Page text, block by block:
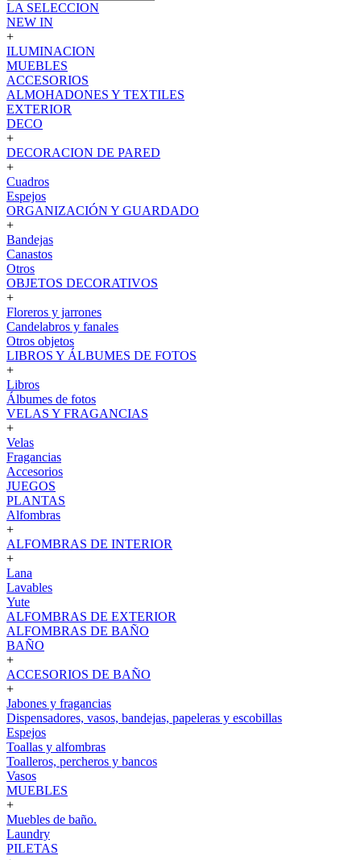
LA SELECCION
NEW IN
+
ILUMINACION
MUEBLES
ACCESORIOS
ALMOHADONES Y TEXTILES
EXTERIOR
DECO
+
DECORACION DE PARED
+
Cuadros
Espejos
ORGANIZACIÓN Y GUARDADO
+
Bandejas
Canastos
Otros
OBJETOS DECORATIVOS
+
Floreros y jarrones
Candelabros y fanales
Otros objetos
LIBROS Y ÁLBUMES DE FOTOS
+
Libros
Álbumes de fotos
VELAS Y FRAGANCIAS
+
Velas
Fragancias
Accesorios
JUEGOS
PLANTAS
Alfombras
+
ALFOMBRAS DE INTERIOR
+
Lana
Lavables
Yute
ALFOMBRAS DE EXTERIOR
ALFOMBRAS DE BAÑO
BAÑO
+
ACCESORIOS DE BAÑO
+
Jabones y fragancias
Dispensadores, vasos, bandejas, papeleras y escobillas
Espejos
Toallas y alfombras
Toalleros, percheros y bancos
Vasos
MUEBLES
+
Muebles de baño.
Laundry
PILETAS